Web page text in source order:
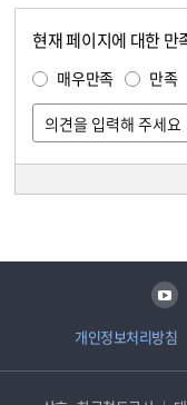
현재 페이지에 대한 만
매우만족 만족
개인정보처리방침
유튜브